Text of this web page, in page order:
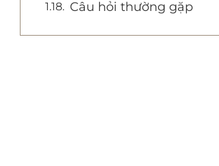
Câu hỏi thường gặp